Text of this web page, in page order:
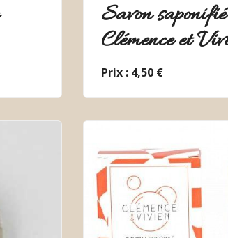
Savon
Clémence et
Prix : 4,50 €